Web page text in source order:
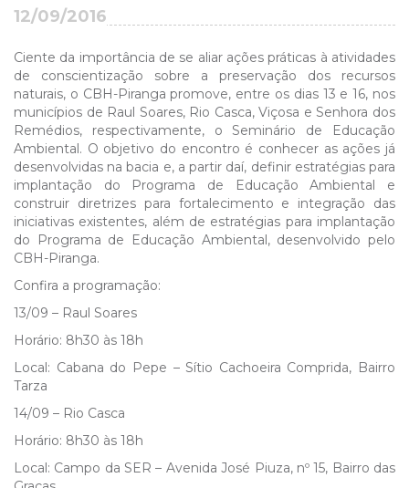
12/09/2016
Ciente da importância de se aliar ações práticas à atividades
de conscientização sobre a preservação dos recursos
naturais, o CBH-Piranga promove, entre os dias 13 e 16, nos
municípios de Raul Soares, Rio Casca, Viçosa e Senhora dos
Remédios, respectivamente, o Seminário de Educação
Ambiental. O objetivo do encontro é conhecer as ações já
desenvolvidas na bacia e, a partir daí, definir estratégias para
implantação do Programa de Educação Ambiental e
construir diretrizes para fortalecimento e integração das
iniciativas existentes, além de estratégias para implantação
do Programa de Educação Ambiental, desenvolvido pelo
CBH-Piranga.
Confira a programação:
13/09 – Raul Soares
Horário: 8h30 às 18h
Local: Cabana do Pepe – Sítio Cachoeira Comprida, Bairro
Tarza
14/09 – Rio Casca
Horário: 8h30 às 18h
Local: Campo da SER – Avenida José Piuza, nº 15, Bairro das